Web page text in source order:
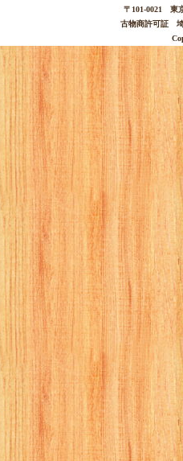
〒101-0021 東
古物商許可証